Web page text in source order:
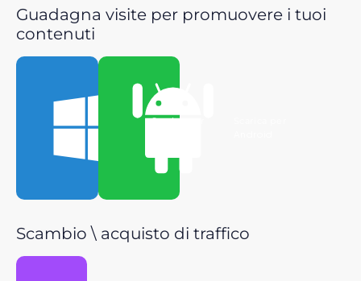
Guadagna visite per promuovere i tuoi
contenuti
Scarica per
Scambio \ acquisto di traffico